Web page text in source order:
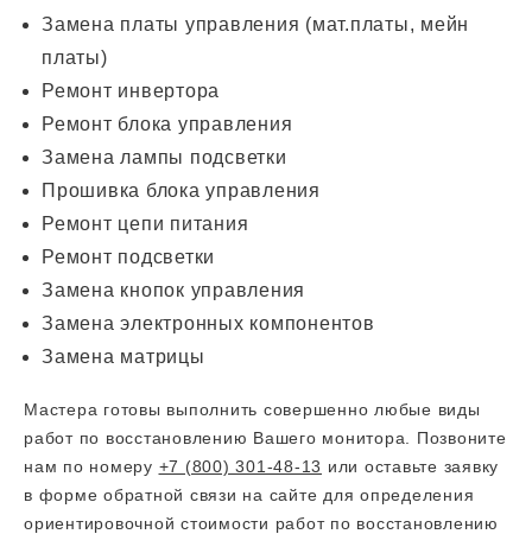
Замена платы управления (мат.платы, мейн
платы)
Ремонт инвертора
Ремонт блока управления
Замена лампы подсветки
Прошивка блока управления
Ремонт цепи питания
Ремонт подсветки
Замена кнопок управления
Замена электронных компонентов
Замена матрицы
Мастера готовы выполнить совершенно любые виды
работ по восстановлению Вашего монитора. Позвоните
нам по номеру +7 (800) 301-48-13 или оставьте заявку
в форме обратной связи на сайте для определения
ориентировочной стоимости работ по восстановлению